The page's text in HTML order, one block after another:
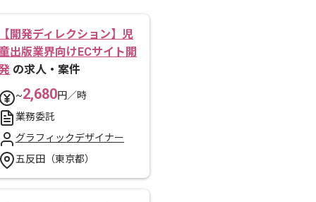
開発ディレクション】児
出版業界向けECサイト開
の求人・案件
~2,680円／時
業務委託
グラフィックデザイナー
五反田（東京都）